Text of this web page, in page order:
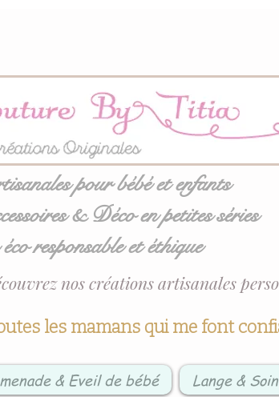
pour bébé et enfants
& Déco en petites séries
responsable et éthique
les mamans qui me font
nos créations artisanales
& Eveil de bébé Lange & Soin